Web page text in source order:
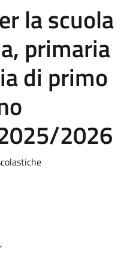
la scuola
primaria
di primo
2026